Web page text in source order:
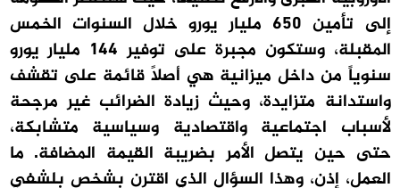
إلى تأمين 650 مليار يورو خلال السنوات الخمس
المقبلة، وستكون مجبرة على توفير 144 مليار يورو
سنوياً من داخل ميزانية هي أصلاً قائمة على تقشف
واستدانة متزايدة، وحيث زيادة الضرائب غير مرجحة
لأسباب اجتماعية واقتصادية وسياسية متشابكة،
حتى حين يتصل الأمر بضريبة القيمة المضافة. ما
العمل، إذن، وهذا السؤال الذي اقترن بشخص بلشفي